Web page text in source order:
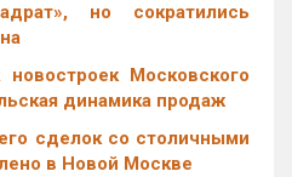
но сократились
Московского
динамика продаж
сделок со столичными
в Новой Москве